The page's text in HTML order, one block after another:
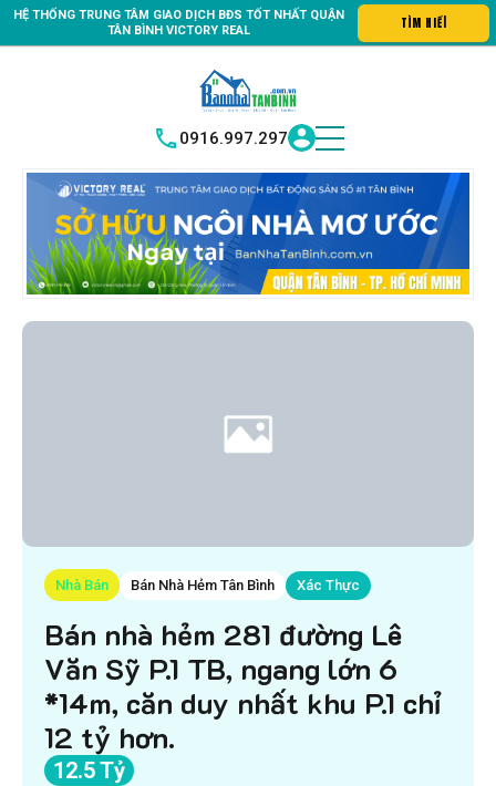
số #1 Bất động sản quận Tân Bình "Nơi bạn tìm kiếm bất động
0916.997.297
Nhà Bán Bán Nhà Hẻm Tân Bình Xác Thực
Bán nhà hẻm 281 đường Lê
Văn Sỹ P.1 TB, ngang lớn 6
*14m, căn duy nhất khu P.1 chỉ
12 tỷ hơn.
12.5 Tỷ
HỆ THỐNG TRUNG TÂM GIAO DỊCH BĐS TỐT NHẤT QUẬN
TÂN BÌNHVICTORY REAL TÌM H|